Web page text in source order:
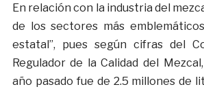
En relación con la industria del
de los sectores más
estatal”, pues según cifras del
Regulador de la Calidad del
año pasado fue de 2.5 millones de